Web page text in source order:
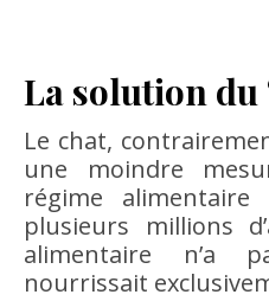
La solution du
Le chat,
une moindre
régime alimentaire
plusieurs millions
alimentaire n’a
nourrissait